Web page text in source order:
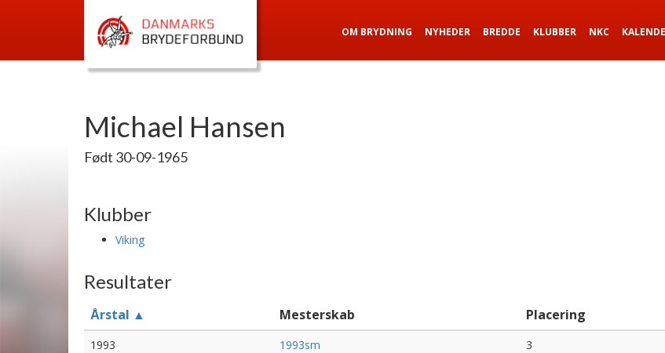
OM BRYDNING NYHEDER BREDDE KLUBBER NKC
Michael Hansen
Født 30-09-1965
Klubber
Viking
Resultater
Årstal ▲ Mesterskab Placering
1993 1993sm 3